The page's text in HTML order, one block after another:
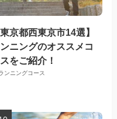
東京都西東京市14選】
ニングのオススメコ
をご紹介！
ンニングコース